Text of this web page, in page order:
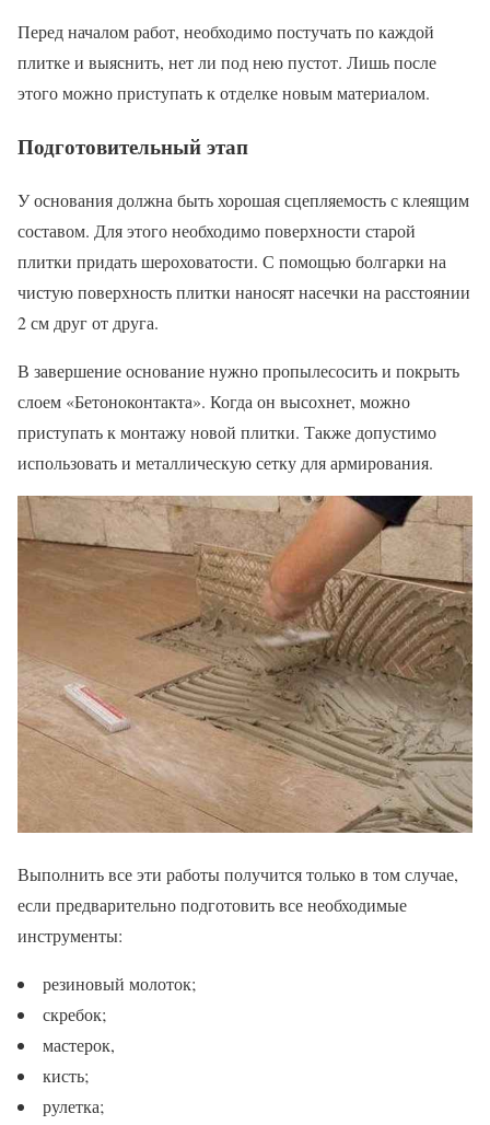
Перед началом работ, необходимо постучать по каждой
плитке и выяснить, нет ли под нею пустот. Лишь после
этого можно приступать к отделке новым материалом.
Подготовительный этап
У основания должна быть хорошая сцепляемость с клеящим
составом. Для этого необходимо поверхности старой
плитки придать шероховатости. С помощью болгарки на
чистую поверхность плитки наносят насечки на расстоянии
2 см друг от друга.
В завершение основание нужно пропылесосить и покрыть
слоем «Бетоноконтакта». Когда он высохнет, можно
приступать к монтажу новой плитки. Также допустимо
использовать и металлическую сетку для армирования.
Выполнить все эти работы получится только в том случае,
если предварительно подготовить все необходимые
инструменты:
резиновый молоток;
скребок;
мастерок,
кисть;
рулетка;